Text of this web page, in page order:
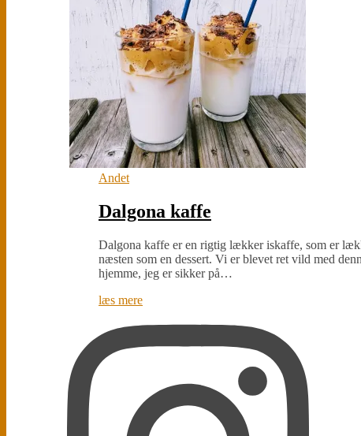
Andet
Dalgona kaffe
Dalgona kaffe er en rigtig lækker iskaffe, som er
næsten som en dessert. Vi er blevet ret vild med
hjemme, jeg er sikker på…
læs mere